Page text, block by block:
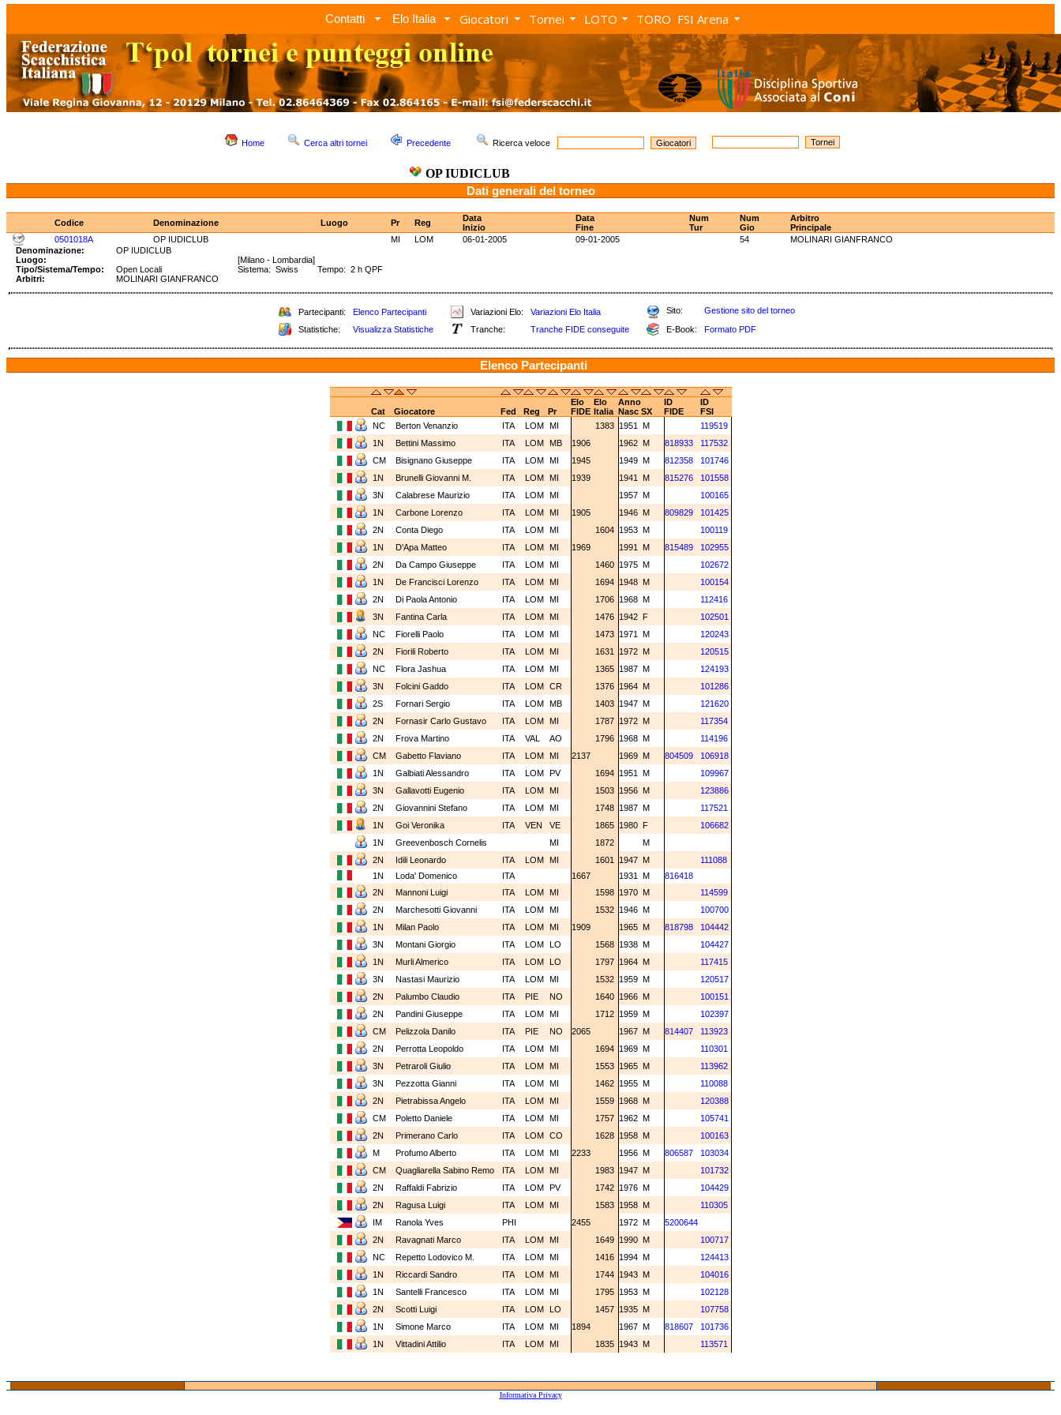
Contatti Elo Italia Giocatori Tornei LOTO TORO FSI Arena
Home Cerca altri tornei Precedente Ricerca veloce
OP IUDICLUB
Dati generali del torneo
Codice Denominazione Luogo Pr Reg
Data
Inizio
Data
Fine
Num
Tur
Num
Gio
Arbitro
Principale
0501018A
OP IUDICLUB MI LOM 06-01-2005 09-01-2005 54
MOLINARI GIANFRANCO
Denominazione:
OP IUDICLUB
Luogo:
[Milano - Lombardia]
Tipo/Sistema/Tempo:
Open Locali
Sistema: Swiss Tempo: 2 h QPF
Arbitri:
MOLINARI GIANFRANCO
Partecipanti: Elenco Partecipanti Variazioni Elo: Variazioni Elo Italia Sito:
Gestione sito del torneo
Statistiche:
Visualizza Statistiche Tranche: Tranche FIDE conseguite E-Book: Formato PDF
Elenco Partecipanti
Elo Elo Anno ID
ID
Cat
Giocatore Fed Reg Pr FIDE Italia Nasc SX FIDE
FSI
NC
Berton Venanzio ITA LOM MI 1383 1951 M
119519
1N
Bettini Massimo ITA LOM MB 1906 1962 M 818933
117532
CM
Bisignano Giuseppe ITA LOM MI 1945 1949 M 812358
101746
1N
Brunelli Giovanni M. ITA LOM MI 1939 1941 M 815276
101558
3N
Calabrese Maurizio ITA LOM MI 1957 M
100165
1N
Carbone Lorenzo ITA LOM MI 1905 1946 M 809829
101425
2N
Conta Diego ITA LOM MI 1604 1953 M
100119
1N
D'Apa Matteo ITA LOM MI 1969 1991 M 815489
102955
2N
Da Campo Giuseppe ITA LOM MI 1460 1975 M
102672
1N
De Francisci Lorenzo ITA LOM MI 1694 1948 M
100154
2N
Di Paola Antonio ITA LOM MI 1706 1968 M
112416
3N
Fantina Carla ITA LOM MI 1476 1942 F
102501
NC
Fiorelli Paolo ITA LOM MI 1473 1971 M
120243
2N
Fiorili Roberto ITA LOM MI 1631 1972 M
120515
NC
Flora Jashua ITA LOM MI 1365 1987 M
124193
3N
Folcini Gaddo ITA LOM CR 1376 1964 M
101286
2S
Fornari Sergio ITA LOM MB 1403 1947 M
121620
2N
Fornasir Carlo Gustavo ITA LOM MI 1787 1972 M
117354
2N
Frova Martino ITA VAL AO 1796 1968 M
114196
CM
Gabetto Flaviano ITA LOM MI 2137 1969 M 804509
106918
1N
Galbiati Alessandro ITA LOM PV 1694 1951 M
109967
3N
Gallavotti Eugenio ITA LOM MI 1503 1956 M
123886
2N
Giovannini Stefano ITA LOM MI 1748 1987 M
117521
1N
Goi Veronika ITA VEN VE 1865 1980 F
106682
1N
Greevenbosch Cornelis MI 1872
M
2N
Idili Leonardo ITA LOM MI 1601 1947 M
111088
1N
Loda' Domenico ITA 1667 1931 M
816418
2N
Mannoni Luigi ITA LOM MI 1598 1970 M
114599
2N
Marchesotti Giovanni ITA LOM MI 1532 1946 M
100700
1N
Milan Paolo ITA LOM MI 1909 1965 M 818798
104442
3N
Montani Giorgio ITA LOM LO 1568 1938 M
104427
1N
Murli Almerico ITA LOM LO 1797 1964 M
117415
3N
Nastasi Maurizio ITA LOM MI 1532 1959 M
120517
2N
Palumbo Claudio ITA PIE NO 1640 1966 M
100151
2N
Pandini Giuseppe ITA LOM MI 1712 1959 M
102397
CM
Pelizzola Danilo ITA PIE NO 2065 1967 M 814407
113923
2N
Perrotta Leopoldo ITA LOM MI 1694 1969 M
110301
3N
Petraroli Giulio ITA LOM MI 1553 1965 M
113962
3N
Pezzotta Gianni ITA LOM MI 1462 1955 M
110088
2N
Pietrabissa Angelo ITA LOM MI 1559 1968 M
120388
CM
Poletto Daniele ITA LOM MI 1757 1962 M
105741
2N
Primerano Carlo ITA LOM CO 1628 1958 M
100163
M
Profumo Alberto ITA LOM MI 2233 1956 M 806587
103034
CM
Quagliarella Sabino Remo ITA LOM MI 1983 1947 M
101732
2N
Raffaldi Fabrizio ITA LOM PV 1742 1976 M
104429
2N
Ragusa Luigi ITA LOM MI 1583 1958 M
110305
IM
Ranola Yves PHI 2455 1972 M
5200644
2N
Ravagnati Marco ITA LOM MI 1649 1990 M
100717
NC
Repetto Lodovico M. ITA LOM MI 1416 1994 M
124413
1N
Riccardi Sandro ITA LOM MI 1744 1943 M
104016
1N
Santelli Francesco ITA LOM MI 1795 1953 M
102128
2N
Scotti Luigi ITA LOM LO 1457 1935 M
107758
1N
Simone Marco ITA LOM MI 1894 1967 M 818607
101736
1N
Vittadini Attilio ITA LOM MI 1835 1943 M 113571
Informativa Privacy